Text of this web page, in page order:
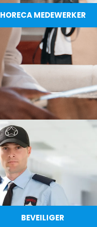
HORECA MEDEWERKER
BEVEILIGER